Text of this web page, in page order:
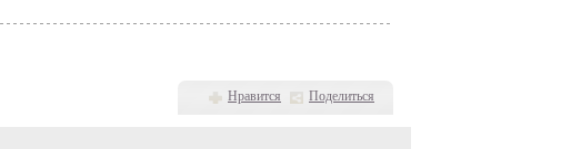
Нравится Поделиться